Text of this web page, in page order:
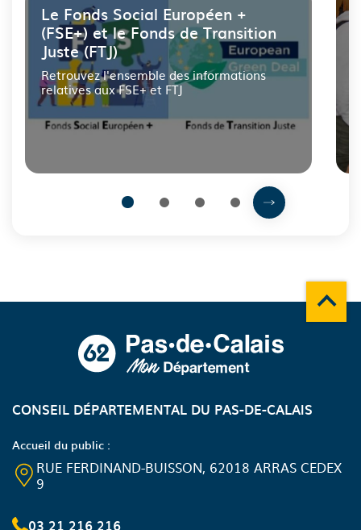
pour
passer
Retrouvez
des
actualités
et
des
illustrations
mise
Le Fonds Social Européen +
(FSE+) et le Fonds de Transition
Juste (FTJ)
Retrouvez l'ensemble des informations
relatives aux FSE+ et FTJ
Prochain
1 2 3 4
CONSEIL DÉPARTEMENTAL DU PAS-DE-CALAIS
Accueil du public :
RUE FERDINAND-BUISSON, 62018 ARRAS CEDEX
9
03 21 216 216